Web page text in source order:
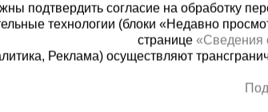
8 (800) 200-25-
подтвердить согласие на обработку
технологии (блоки «Недавно
странице «Сведения
Реклама) осуществляют